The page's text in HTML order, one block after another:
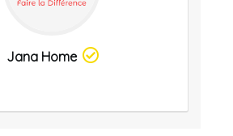
Jana Home